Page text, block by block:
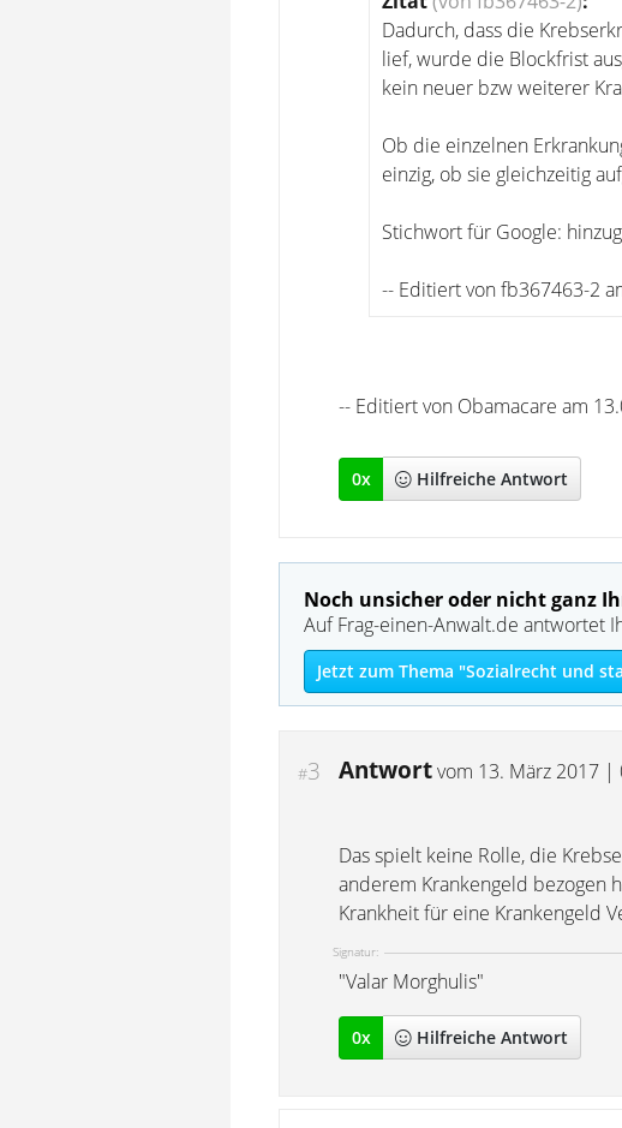
Dadurch, dass die
lief, wurde die Blockfrist
kein neuer bzw weiterer
Ob die einzelnen
einzig, ob sie gleichzeitig
Stichwort für Google:
-- Editiert von fb367463-2
-- Editiert von Obamacare am
0x Hilfreiche Antwort
Noch unsicher oder nicht ganz
Auf Frag-einen-Anwalt.de antwortet
Jetzt zum Thema "Sozialrecht und
#3 Antwortvom 13. März 2017 |
Das spielt keine Rolle, die
anderem Krankengeld bezogen
Krankheit für eine Krankengeld
Signatur:
"Valar Morghulis"
0x Hilfreiche Antwort